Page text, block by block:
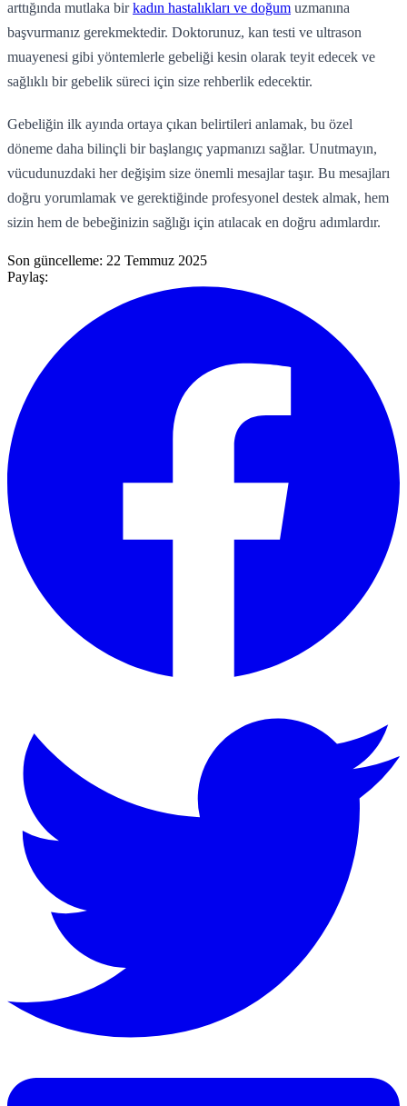
arttığında mutlaka birkadın hastalıkları ve doğum uzmanına
başvurmanız gerekmektedir. Doktorunuz, kan testi ve ultrason
muayenesi gibi yöntemlerle gebeliği kesin olarak teyit edecek ve
sağlıklı bir gebelik süreci için size rehberlik edecektir.
Gebeliğin ilk ayında ortaya çıkan belirtileri anlamak, bu özel
döneme daha bilinçli bir başlangıç yapmanızı sağlar. Unutmayın,
vücudunuzdaki her değişim size önemli mesajlar taşır. Bu mesajları
doğru yorumlamak ve gerektiğinde profesyonel destek almak, hem
sizin hem de bebeğinizin sağlığı için atılacak en doğru adımlardır.
Son güncelleme: 22 Temmuz 2025
Paylaş: